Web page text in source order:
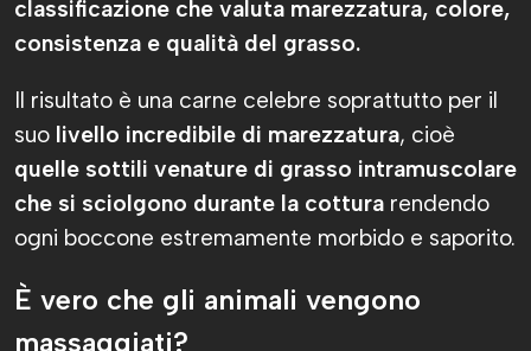
classificazione che valuta marezzatura, colore,
consistenza e qualità del grasso.
Il risultato è una carne celebre soprattutto per il
suo livello incredibile di marezzatura, cioè
quelle sottili venature di grasso intramuscolare
che si sciolgono durante la cottura rendendo
ogni boccone estremamente morbido e saporito.
È vero che gli animali vengono
massaggiati?